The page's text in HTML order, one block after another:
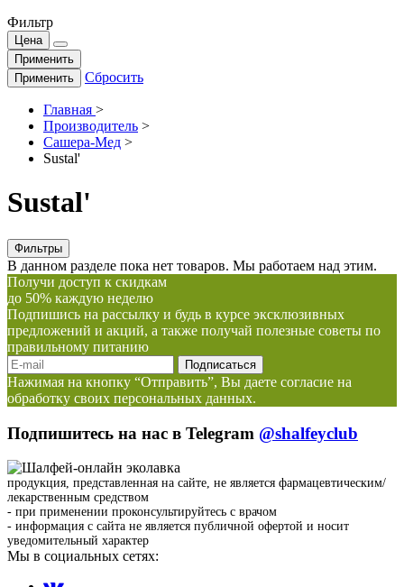
Фильтр
Цена
Применить
Применить
Сбросить
Главная >
Производитель >
Сашера-Мед >
Sustal'
Sustal'
Фильтры
В данном разделе пока нет товаров. Мы работаем над этим.
Получи доступ к скидкам
до 50% каждую неделю
Подпишись на рассылку и будь в курсе эксклюзивных
предложений и акций, а также получай полезные советы по
правильному питанию
Нажимая на кнопку “Отправить”, Вы даете согласие на
обработку своих персональных данных.
Подпишитесь на нас в Telegram @shalfeyclub
продукция, представленная на сайте, не является фармацевтическим/
лекарственным средством
- при применении проконсультируйтесь с врачом
- информация с сайта не является публичной офертой и носит
уведомительный характер
Мы в социальных сетях: